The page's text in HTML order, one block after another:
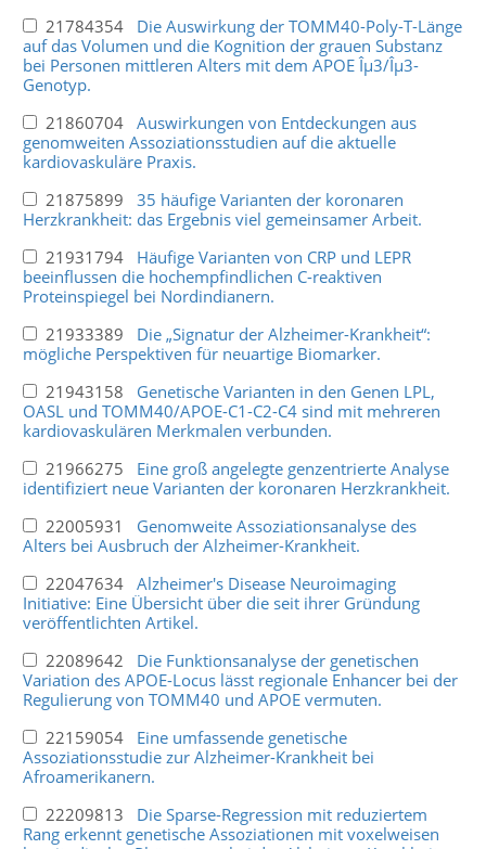
21784354 Die Auswirkung der TOMM40-Poly-T-Länge
auf das Volumen und die Kognition der grauen Substanz
bei Personen mittleren Alters mit dem APOE Îµ3/Îµ3-
Genotyp.
21860704 Auswirkungen von Entdeckungen aus
genomweiten Assoziationsstudien auf die aktuelle
kardiovaskuläre Praxis.
21875899 35 häufige Varianten der koronaren
Herzkrankheit: das Ergebnis viel gemeinsamer Arbeit.
21931794 Häufige Varianten von CRP und LEPR
beeinflussen die hochempfindlichen C-reaktiven
Proteinspiegel bei Nordindianern.
21933389 Die „Signatur der Alzheimer-Krankheit“:
mögliche Perspektiven für neuartige Biomarker.
21943158 Genetische Varianten in den Genen LPL,
OASL und TOMM40/APOE-C1-C2-C4 sind mit mehreren
kardiovaskulären Merkmalen verbunden.
21966275 Eine groß angelegte genzentrierte Analyse
identifiziert neue Varianten der koronaren Herzkrankheit.
22005931 Genomweite Assoziationsanalyse des
Alters bei Ausbruch der Alzheimer-Krankheit.
22047634 Alzheimer's Disease Neuroimaging
Initiative: Eine Übersicht über die seit ihrer Gründung
veröffentlichten Artikel.
22089642 Die Funktionsanalyse der genetischen
Variation des APOE-Locus lässt regionale Enhancer bei der
Regulierung von TOMM40 und APOE vermuten.
22159054 Eine umfassende genetische
Assoziationsstudie zur Alzheimer-Krankheit bei
Afroamerikanern.
22209813 Die Sparse-Regression mit reduziertem
Rang erkennt genetische Assoziationen mit voxelweisen